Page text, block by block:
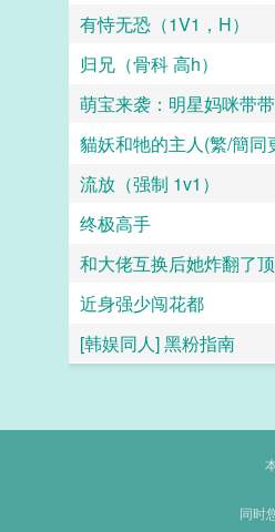
有恃无恐（1V1，H）
归兄（骨科 高h）
萌宝来袭：明星妈咪带
貓妖和牠的主人(繁/簡同
流放（强制 1v1）
终极高手
和大佬互换后她炸翻了
近身强少闯花都
[韩娱同人] 黑粉指南
同时